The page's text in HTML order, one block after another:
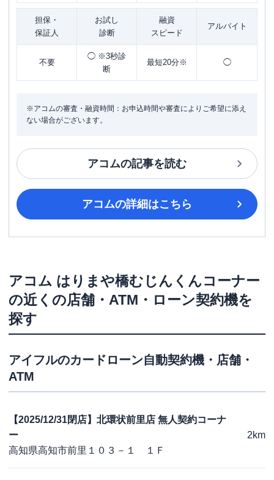
担保・
保証人
お試し
診断
融資
スピード
アルバイト
不要
◯ ※3秒診
断
最短20分※ ◯
※アコムの審査・融資時間：お申込時間や審査によりご希望に添え
ない場合がございます。
アコムの記事を読む
アコムの詳細はこちら
アコム はりまや橋むじんくんコーナー
の近くの店舗・ATM・ローン契約機を
探す
アイフルのカードローン自動契約機・店舗・
ATM
【2025/12/31閉店】北環状前里店 無人契約コーナ
ー
高知県高知市前里１０３－１ １Ｆ
2km